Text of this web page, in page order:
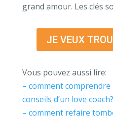
grand amour. Les clés
JE VEUX
Vous pouvez aussi lire:
– comment
conseils d’un love coach?
– comment refaire